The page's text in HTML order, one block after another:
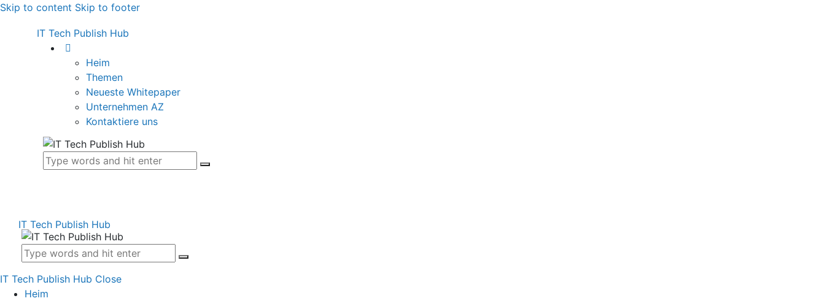
Skip to content Skip to footer
IT Tech Publish Hub
Heim
Themen
Neueste Whitepaper
Unternehmen AZ
Kontaktiere uns
IT Tech Publish Hub
IT Tech Publish Hub Close
Heim